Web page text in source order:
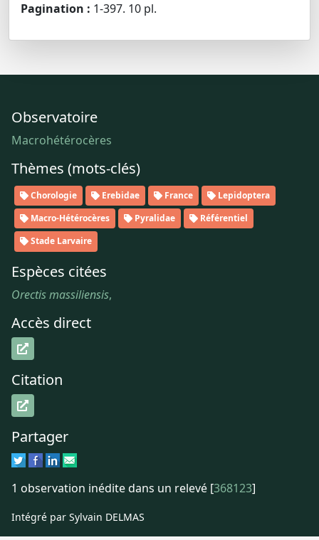
Pagination : 1-397. 10 pl.
Observatoire
Macrohétérocères
Thèmes (mots-clés)
Chorologie Erebidae France
Lepidoptera
Macro-Hétérocères
Pyralidae
Référentiel
Stade Larvaire
Espèces citées
Orectis massiliensis,
Accès direct
Citation
Partager
1 observation inédite dans un relevé [368123]
Intégré par Sylvain DELMAS